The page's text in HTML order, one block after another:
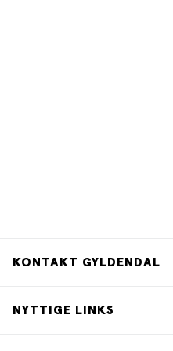
KONTAKT GYLDENDAL
NYTTIGE LINKS